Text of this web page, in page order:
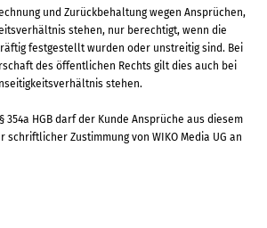
und Zurückbehaltung wegen Ansprüchen,
stehen, nur berechtigt, wenn die
festgestellt wurden oder unstreitig sind. Bei
des öffentlichen Rechts gilt dies auch bei
stehen.
354a HGB darf der Kunde Ansprüche aus diesem
Zustimmung von WIKO Media UG an